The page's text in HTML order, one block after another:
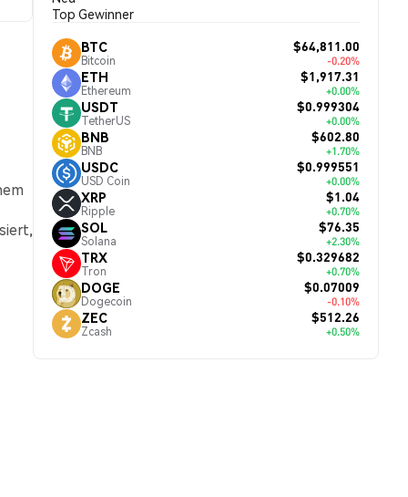
Top Gewinner
BTC
Bitcoin
$64,811.00
-0.20%
ETH
Ethereum
$1,917.31
+0.00%
USDT
TetherUS
$0.999304
+0.00%
BNB
BNB
$602.80
+1.70%
USDC
USD Coin
$0.999551
+0.00%
XRP
Ripple
$1.04
+0.70%
SOL
Solana
$76.35
+2.30%
TRX
Tron
$0.329682
+0.70%
DOGE
Dogecoin
$0.07009
-0.10%
ZEC
Zcash
$512.26
+0.50%